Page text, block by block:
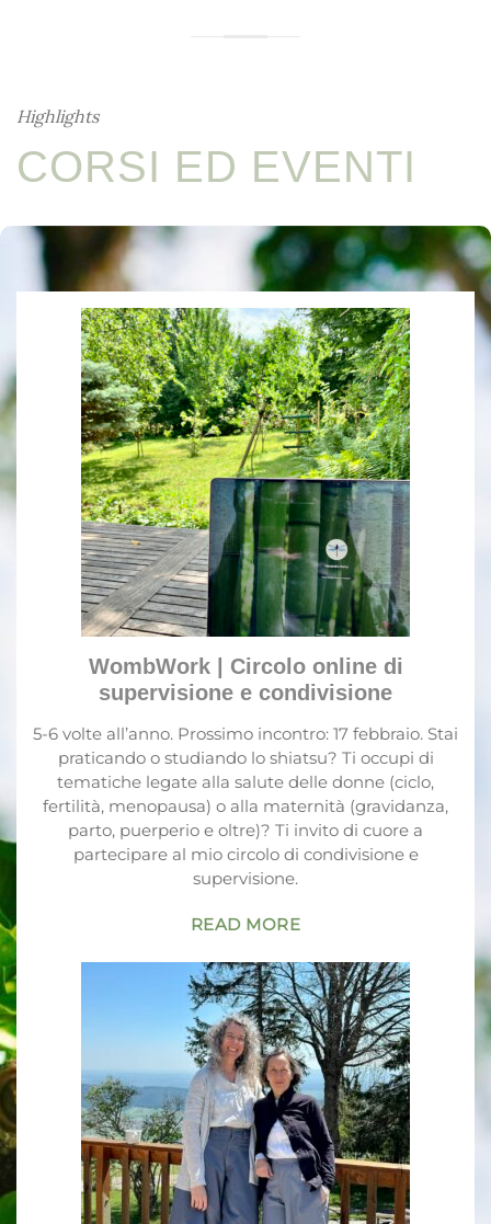
Highlights
CORSI ED EVENTI
WombWork | Circolo online di
supervisione e condivisione
evento online / gratuito / Italiano /
Shiatsu
/ WombWork
WombWork | Circolo online di
supervisione e condivisione
5-6 volte all’anno. Prossimo incontro: 17 febbraio. Stai
praticando o studiando lo shiatsu? Ti occupi di
tematiche legate alla salute delle donne (ciclo,
fertilità, menopausa) o alla maternità (gravidanza,
parto, puerperio e oltre)? Ti invito di cuore a
partecipare al mio circolo di condivisione e
supervisione.
READ MORE
Sei-Ki on the Edge 2026
16-20 April 2026 / Alexandra Gelny / Alice
Whieldon / BergZendo Hohe Wand / corso
residenziale / English / Sei-Ki / tedesco